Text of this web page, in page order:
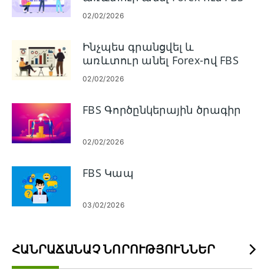
ներդրող եք, սկսելը սկսվում է հաշիվ բացելով և
ամբողջական գործընթացի միջով, որպեսզի օգնի
ձեզ հեշտությամբ և ապահով կերպով ստեղծել և
մուտք գործել ձեր FBS հաշիվ:
Trader հավելվածում
02/02/2026
Ինչպես գրանցվել և
առևտուր անել Forex-ով FBS
MT4/MT5-ում
02/02/2026
FBS Գործընկերային ծրագիր
02/02/2026
FBS Կապ
03/02/2026
ՀԱՆՐԱՃԱՆԱՉ ՆՈՐՈՒԹՅՈՒՆՆԵՐ